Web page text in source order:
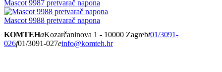
Mascot 9987 pretvarač napona
Mascot 9988 pretvarač napona
KOMTEHaKozarčaninova 1 - 10000 Zagrebt01/3091-
026f01/3091-027einfo@komteh.hr